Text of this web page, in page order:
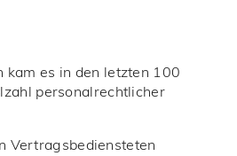
kam es in den letzten 100
personalrechtlicher
Vertragsbediensteten